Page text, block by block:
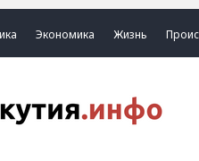
Экономика Жизнь